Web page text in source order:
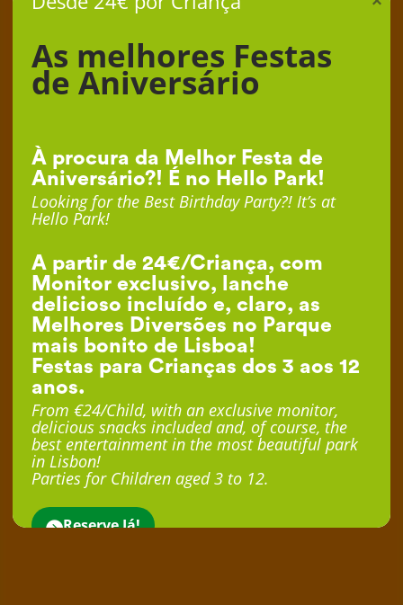
As melhores Festas
de Aniversário
À procura da Melhor Festa de
Aniversário?! É no Hello Park!
Looking for the Best Birthday Party?! It’s at
Hello Park!
A partir de 24€/Criança, com
Monitor exclusivo, lanche
delicioso incluído e, claro, as
Melhores Diversões no Parque
mais bonito de Lisboa!
Festas para Crianças dos 3 aos 12
anos.
From €24/Child, with an exclusive monitor,
delicious snacks included and, of course, the
best entertainment in the most beautiful park
in Lisbon!
Parties for Children aged 3 to 12.
Reserve Já!